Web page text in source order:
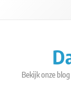
Bekijk onze